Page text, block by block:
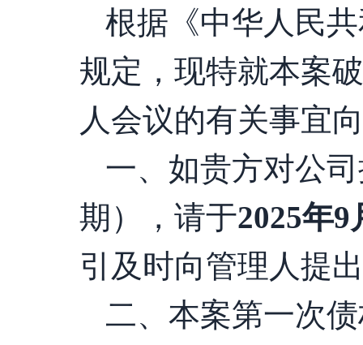
根据《中华人民
规定，现特就本案
人会议的有关事宜
一、如贵方对公
期），请于2025年9
引及时向管理人提
二、本案第一次